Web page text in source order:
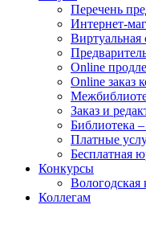
Перечень
Интернет-
Виртуальная
Online
Online заказ
Заказ и
Библиотека
Платные
Бесплатная
Конкурсы
Вологодская
Коллегам